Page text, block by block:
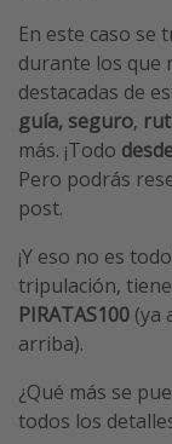
En este caso se
durante los que
destacadas de
guía, seguro,
más. ¡Todo
Pero podrás
post.
¡Y eso no es
tripulación,
PIRATAS100 (ya
arriba).
¿Qué más se
todos los